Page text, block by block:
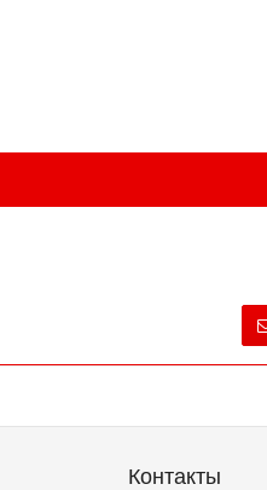
Контакты